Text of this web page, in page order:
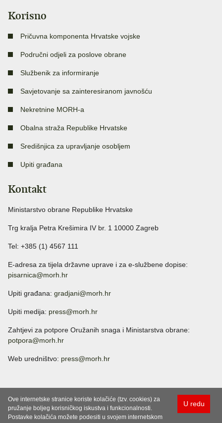
Korisno
Pričuvna komponenta Hrvatske vojske
Područni odjeli za poslove obrane
Službenik za informiranje
Savjetovanje sa zainteresiranom javnošću
Nekretnine MORH-a
Obalna straža Republike Hrvatske
Središnjica za upravljanje osobljem
Upiti građana
Kontakt
Ministarstvo obrane Republike Hrvatske
Trg kralja Petra Krešimira IV br. 1 10000 Zagreb
Tel: +385 (1) 4567 111
E-adresa za tijela državne uprave i za e-službene dopise:
pisarnica@morh.hr
Upiti građana: gradjani@morh.hr
Upiti medija: press@morh.hr
Zahtjevi za potpore Oružanih snaga i Ministarstva obrane:
potpora@morh.hr
Web uredništvo: press@morh.hr
U redu
Ove internetske stranice koriste kolačiće (tzv. cookies) za
pružanje boljeg korisničkog iskustva i funkcionalnosti.
Postavke kolačića možete podesiti u svojem internetskom